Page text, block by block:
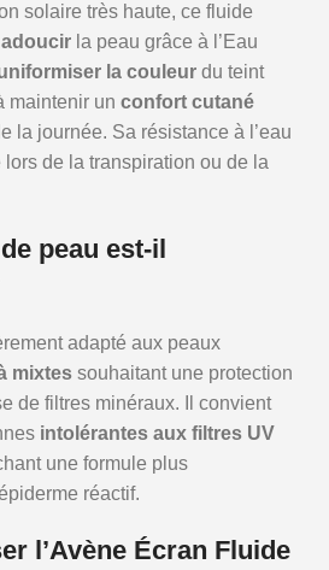
solaire très haute, ce fluide
la peau grâce à l’Eau
la couleur du teint
maintenir un confort cutané
la journée. Sa résistance à l’eau
lors de la transpiration ou de la
peau est-il
adapté aux peaux
mixtes souhaitant une protection
de filtres minéraux. Il convient
intolérantes aux filtres UV
une formule plus
réactif.
l’Avène Écran Fluide